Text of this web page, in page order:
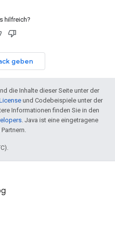
hilfreich?
geben
die Inhalte dieser Seite unter der
und Codebeispiele unter der
Informationen finden Sie in den
. Java ist eine eingetragene